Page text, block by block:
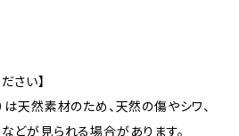
さい】
は天然素材のため、天然の傷やシワ、
どが見られる場合があります。